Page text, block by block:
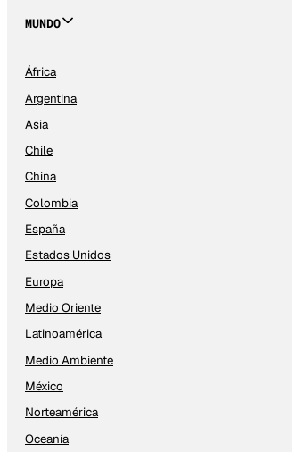
MUNDO
África
Argentina
Asia
Chile
China
Colombia
España
Estados Unidos
Europa
Medio Oriente
Latinoamérica
Medio Ambiente
México
Norteamérica
Oceanía